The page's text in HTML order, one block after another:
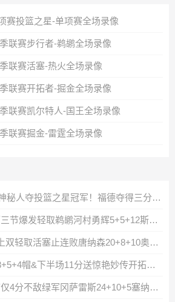
赛投篮之星-单项赛全场录像
联赛步行者-鹈鹕全场录像
联赛活塞-热火全场录像
联赛开拓者-掘金全场录像
联赛凯尔特人-国王全场录像
联赛掘金-雷霆全场录像
全明星：华盛顿神秘人夺投篮之星冠军！福德夺得三分大赛冠军！
🏀夏联-步行者第三节爆发轻取鹈鹕河村勇辉5+5+12斯劳森22分
🏀夏联-热火5人上双轻取活塞止连败唐纳森20+8+10奥科里27分
🏀夏联-杨瀚森13+5+4帽&下半场11分送惊艳妙传开拓者力克掘金
🏀夏联-国王首节仅4分不敌绿军冈萨雷斯24+10+5塞纳克10+12